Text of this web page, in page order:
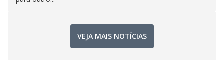
VEJA MAIS NOTÍCIAS